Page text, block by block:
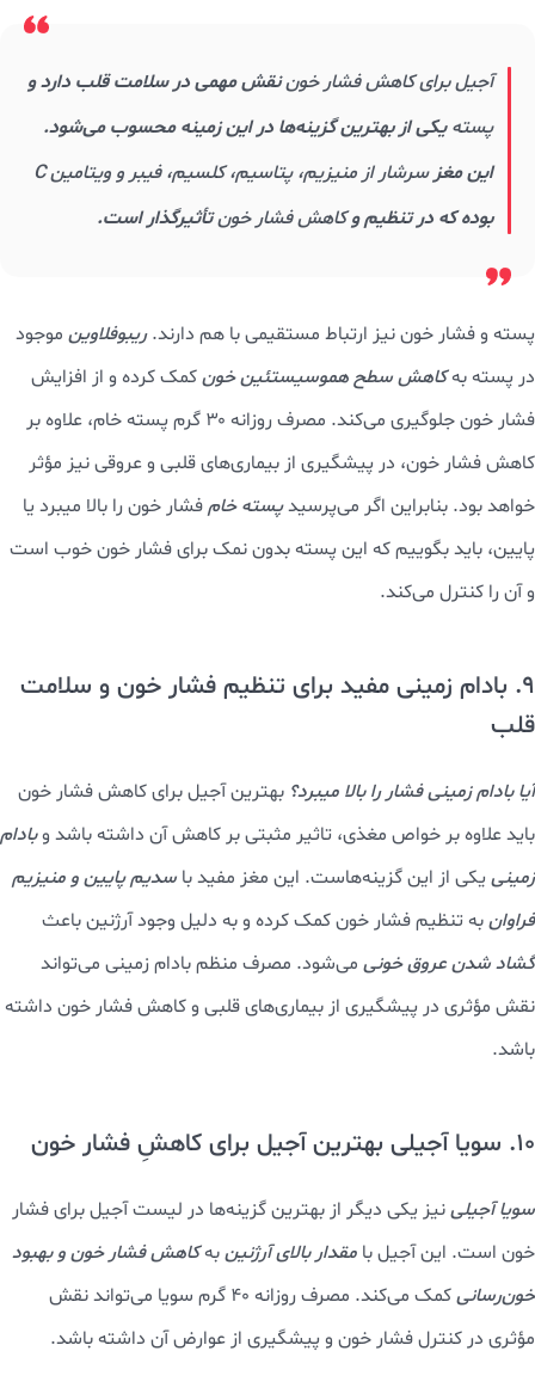
آجیل برای کاهش فشار خوننقش مهمی در سلامت قلب دارد و
پسته یکی از بهترین گزینه‌ها در این زمینه محسوب می‌شود.
این مغزسرشار از منیزیم، پتاسیم، کلسیم، فیبر و ویتامین C
بوده که در تنظیم وکاهش فشار خونتأثیرگذار است.
پسته و فشار خون نیز ارتباط مستقیمی با هم دارند.ریبوفلاوین موجود
در پسته بهکاهش سطح هموسیستئین خون کمک کرده و از افزایش
فشار خون جلوگیری می‌کند. مصرف روزانه ۳۰ گرم پسته خام، علاوه بر
کاهش فشار خون، در پیشگیری از بیماری‌های قلبی و عروقی نیز مؤثر
خواهد بود. بنابراین اگر می‌پرسیدپسته خام فشار خون را بالا میبرد یا
پایین، باید بگوییم که این پسته بدون نمک برای فشار خون خوب است
و آن را کنترل می‌کند.
9. بادام زمینی مفید برای تنظیم فشار خون و سلامت
قلب
آیا بادام زمینی فشار را بالا میبرد؟ بهترین آجیل برای کاهش فشار خون
باید علاوه بر خواص مغذی، تاثیر مثبتی بر کاهش آن داشته باشد وبادام
زمینی یکی از این گزینه‌هاست. این مغز مفید با سدیم پایین و منیزیم
فراوان به تنظیم فشار خون کمک کرده و به دلیل وجود آرژنین باعث
گشاد شدن عروق خونی می‌شود. مصرف منظم بادام زمینی می‌تواند
نقش مؤثری در پیشگیری از بیماری‌های قلبی و کاهش فشار خون داشته
باشد.
10. سویا آجیلی بهترین آجیل برای کاهشِ فشار خون
سویا آجیلی نیز یکی دیگر از بهترین گزینه‌ها در لیست آجیل برای فشار
خون است. این آجیل با مقدار بالای آرژنین بهکاهش فشار خون و بهبود
خون‌رسانی
کمک می‌کند. مصرف روزانه ۴۰ گرم سویا می‌تواند نقش
مؤثری در کنترل فشار خون و پیشگیری از عوارض آن داشته باشد.